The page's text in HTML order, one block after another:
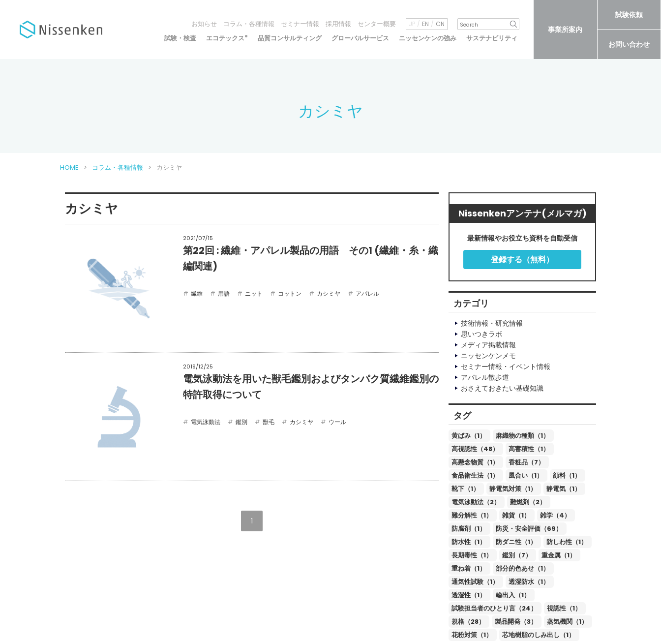
お知らせ コラム・各種情報 セミナー情報 採用情報 センター概要 JP EN CN
試験・検査 エコテックス® 品質コンサルティング グローバルサービス ニッセンケンの強み サステナビリティ
事業所案内
試験依頼
お問い合わせ
カシミヤ
HOME コラム・各種情報 カシミヤ
カシミヤ
2021/07/15
第22回 : 繊維・アパレル製品の用語 その1 (繊維・糸・織
編関連)
繊維 用語 ニット コットン カシミヤ アパレル
2019/12/25
電気泳動法を用いた獣毛鑑別およびタンパク質繊維鑑別の
特許取得について
電気泳動法 鑑別 獣毛 カシミヤ ウール
1
Nissenkenアンテナ(メルマガ)
最新情報やお役立ち資料を自動受信
登録する（無料）
カテゴリ
技術情報・研究情報
思いつきラボ
メディア掲載情報
ニッセンケンメモ
セミナー情報・イベント情報
アパレル散歩道
おさえておきたい基礎知識
タグ
黄ばみ（1）
麻織物の種類（1）
高視認性（48）
高蓄積性（1）
高懸念物質（1）
香粧品（7）
食品衛生法（1）
風合い（1）
顔料（1）
靴下（1）
静電気対策（1）
静電気（1）
電気泳動法（2）
難燃剤（2）
難分解性（1）
雑貨（1）
雑学（4）
防腐剤（1）
防災・安全評価（69）
防水性（1）
防ダニ性（1）
防しわ性（1）
長期毒性（1）
鑑別（7）
重金属（1）
重ね着（1）
部分的色あせ（1）
通気性試験（1）
透湿防水（1）
透湿性（1）
輸出入（1）
試験担当者のひとり言（24）
視認性（1）
規格（28）
製品開発（3）
蒸気機関（1）
花粉対策（1）
芯地樹脂のしみ出し（1）